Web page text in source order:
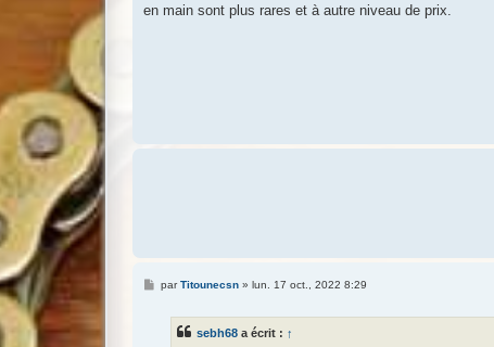
en main sont plus rares et à autre niveau de prix.
MparTitounecsn» lun. 17 oct., 2022 8:29
sebh68 a écrit : ↑